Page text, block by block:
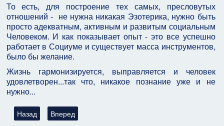
То есть, для построение тех самых, пресловутых
отношений - не нужна никакая Эзотерика, нужно быть
просто адекватным, активным и развитым социальным
Человеком. И как показывает опыт - это все успешно
работает в Социуме и существует масса инструментов,
было бы желание.
Жизнь гармонизируется, выправляется и человек
удовлетворен...так что, никакое познание уже и не
нужно...
Предыдущий: Современные медиа разрушают общность
Назад Следующий: «Крысиный король», или как мы жрём
Вперед